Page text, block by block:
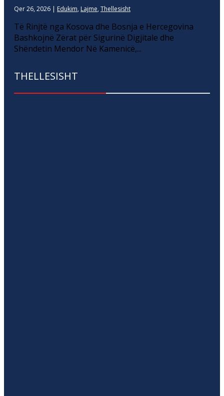
Qer 26, 2026 | Edukim, Lajme, Thellesisht
Të Rinjtë nga Kosova dhe Bosnja e Hercegovina
Bashkojnë Zërat për Sigurinë Digjitale dhe
Shëndetin Mendor Në Kamenicë,...
THELLESISHT